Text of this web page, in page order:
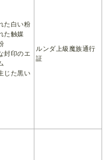
た白い粉
た触媒
封印のエ
じた黒い
ルンダ上級魔族通行
証